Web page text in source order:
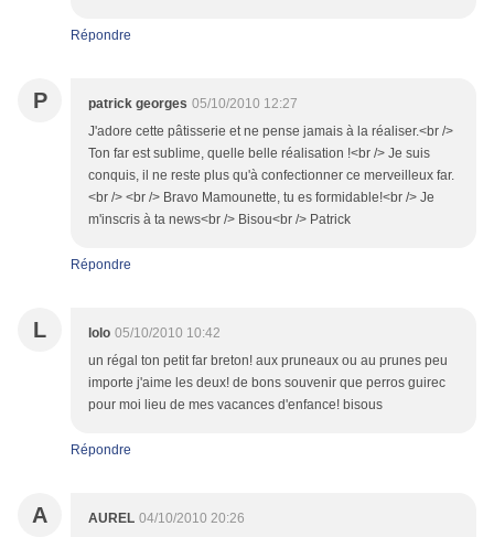
Répondre
P patrick georges 05/10/2010 12:27
J'adore cette pâtisserie et ne pense jamais à la réaliser.<br />
Ton far est sublime, quelle belle réalisation !<br /> Je suis
conquis, il ne reste plus qu'à confectionner ce merveilleux far.
<br /> <br /> Bravo Mamounette, tu es formidable!<br /> Je
m'inscris à ta news<br /> Bisou<br /> Patrick
Répondre
L lolo 05/10/2010 10:42
un régal ton petit far breton! aux pruneaux ou au prunes peu
importe j'aime les deux! de bons souvenir que perros guirec
pour moi lieu de mes vacances d'enfance! bisous
Répondre
A AUREL 04/10/2010 20:26